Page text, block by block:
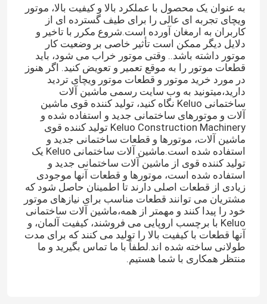
دربارهی ما
کارخانه تور
کنترل کیفیت
تماس با ما
درخواست نقل قول
موتور DEUTZ
موتور ولوو
به عنوان یک محصول با عملکرد بالا و کیفیت بالا، موتور
ویچای تجربه ای عالی را برای طیف گسترده ای از
کاربران به ارمغان آورده است.شروع مکرر با تاخیر و
دلایل دیگر ممکن است تأثیر خاصی بر وضعیت کار
موتور داشته باشد.. وقتی موتور خراب می شود، باید
قطعات موتور را به موقع تعمیر و تعویض کنید. اگر هنوز
در مورد خرید موتور و قطعات موتور ویچای تردید
دارید،میتونید به وب سایت رسمی ماشین آلات
ساختمانی Keluo نگاه کنید، تولید کننده قوی ماشین
آلات و موتورهای ساختمانی جدید و استفاده شده و
Keluo Construction Machinery تولید کننده قوی
ماشین آلات، موتورها و قطعات ساختمانی جدید و
استفاده شده است.ماشین آلات ساختمانی Keluo یک
تولید کننده قوی از ماشین آلات ساختمانی جدید و
استفاده شده است، موتورها و قطعات آنها موجودی
زیادی از قطعات اصلی دارند تا اطمینان حاصل شود که
مشتریان می توانند قطعات مناسب برای نیازهای موتور
خود را پیدا کنند و مهمتر از همه،ماشین آلات ساختمانی
Keluo با برچسب اروپایی می فروشند، کیفیت آلمان، و
آنها قطعات با کیفیت بالا را تولید می کنند که برای مدت
طولانی ساخته شده اند.لطفاً با ما تماس بگیرید و ما
منتظر همکاری با شما هستیم.